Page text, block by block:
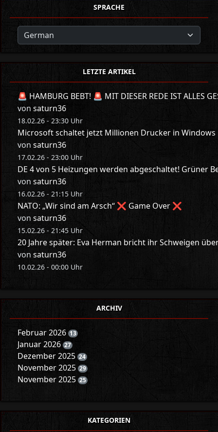
SPRACHE
LETZTE ARTIKEL
🚨 HAMBURG BEBT! 🚨 MIT DIESER REDE IST ALLES
von saturn36
18.02.26 - 23:30 Uhr
Microsoft schaltet jetzt Millionen Drucker in Windows
von saturn36
17.02.26 - 23:00 Uhr
DE 4 von 5 Heizungen werden abgeschaltet! Grüner
von saturn36
16.02.26 - 21:15 Uhr
NATO: „Wir sind am Arsch“ ❌ Game Over ❌
von saturn36
15.02.26 - 21:45 Uhr
20 Jahre später: Eva Herman bricht ihr Schweigen
von saturn36
10.02.26 - 00:00 Uhr
ARCHIV
Februar 2026 13
Januar 2026 27
Dezember 2025 24
November 2025 29
November 2025 25
KATEGORIEN